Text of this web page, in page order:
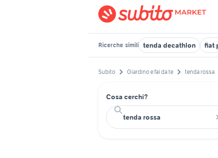
Ricerche simili tenda decathlon fiat
Subito Giardino e fai da te tenda rossa
Cosa cerchi?